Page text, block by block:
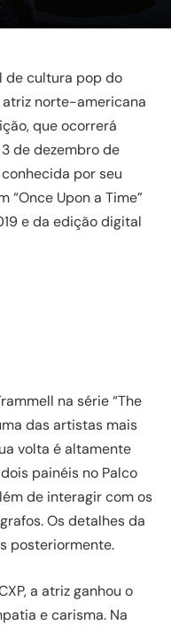
de cultura pop do
atriz norte-americana
que ocorrerá
de dezembro de
conhecida por seu
“Once Upon a Time”
e da edição digital
na série “The
das artistas mais
volta é altamente
painéis no Palco
de interagir com os
Os detalhes da
posteriormente.
a atriz ganhou o
e carisma. Na